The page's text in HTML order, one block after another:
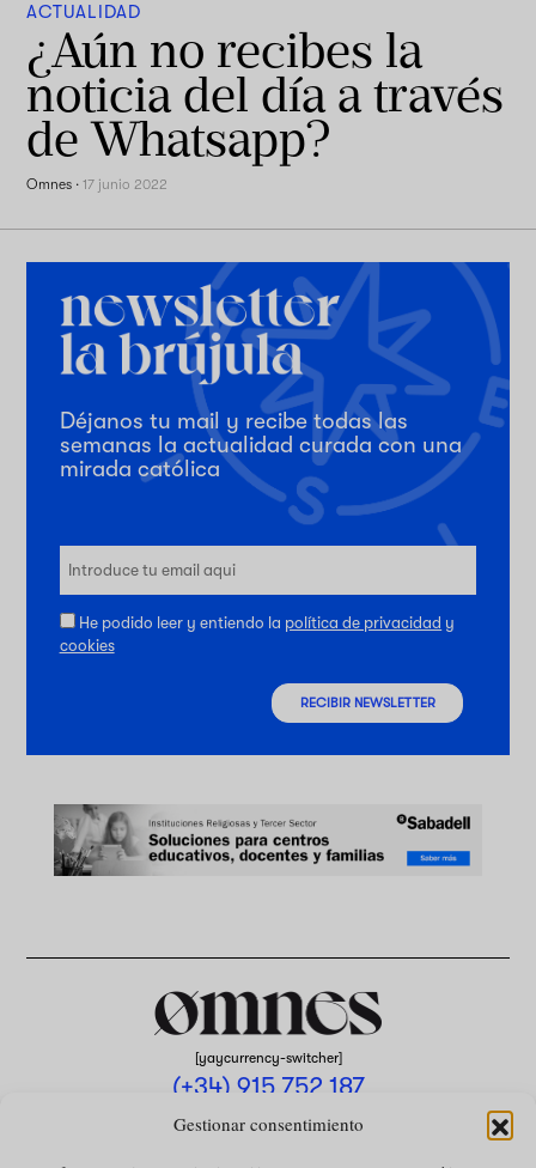
Gestionar consentimiento
ACTUALIDAD
¿Aún no recibes la
noticia del día a través
de Whatsapp?
Omnes ·17 junio 2022
Déjanos tu mail y recibe todas las
semanas la actualidad curada con una
mirada católica
He podido leer y entiendo la política de privacidad y
cookies
RECIBIR NEWSLETTER
[yaycurrency-switcher]
(+34) 915 752 187
omnes@omnesmag.com